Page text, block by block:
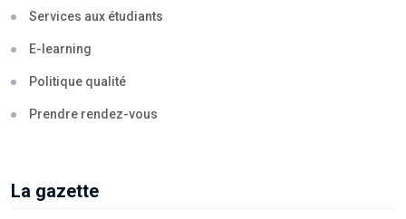
Services aux étudiants
E-learning
Politique qualité
Prendre rendez-vous
La gazette